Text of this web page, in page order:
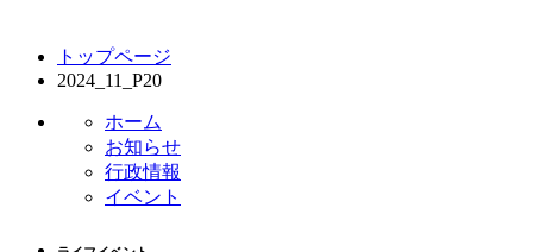
トップページ
2024_11_P20
ホーム
お知らせ
行政情報
イベント